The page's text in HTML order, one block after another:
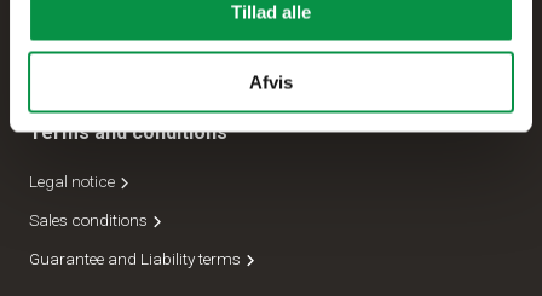
Tillad alle
Afvis
Lederskab
Terms and conditions
Legal notice
Sales conditions
Guarantee and Liability terms